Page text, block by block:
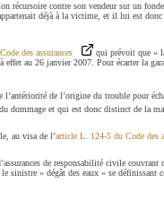
récursoire contre son vendeur sur un
déjà à la victime, et il lui est
des assurances
qui prévoit que «
au 26 janvier 2007. Pour écarter la
de l’origine du trouble pour
dommage et qui est donc distinct de la
au visa de l’article L. 124-5 du Code des
de responsabilité civile
sinistre « dégât des eaux » se définissant